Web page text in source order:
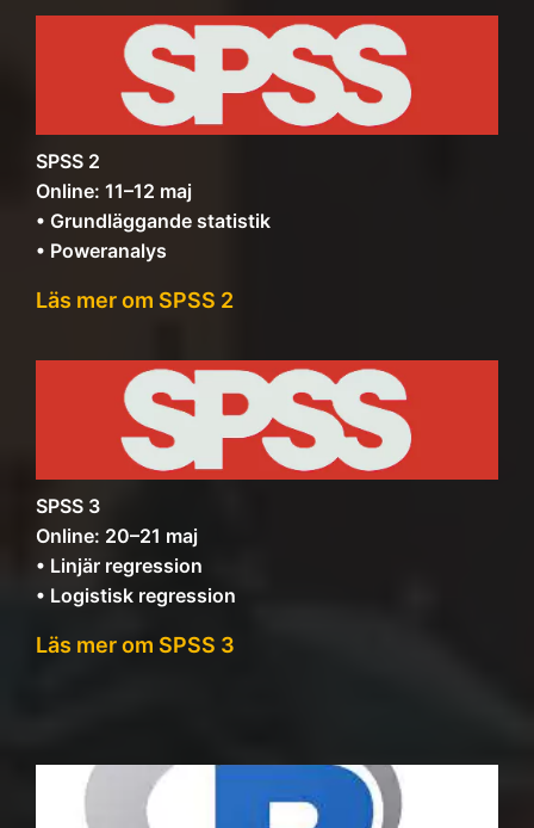
SPSS 2
Online: 11–12 maj
• Grundläggande statistik
• Poweranalys
Läs mer om SPSS 2
SPSS 3
Online: 20–21 maj
• Linjär regression
• Logistisk regression
Läs mer om SPSS 3